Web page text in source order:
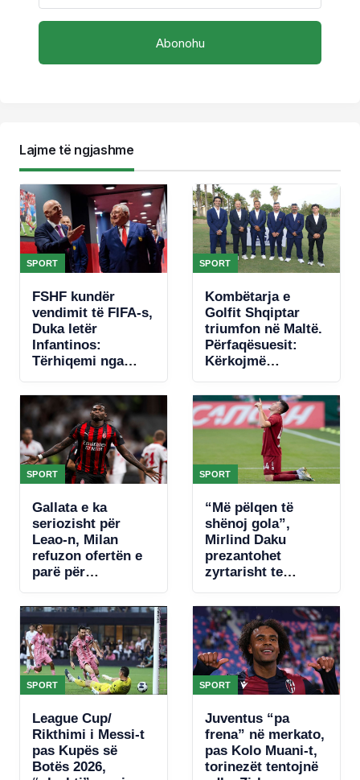
Lajme të ngjashme
SPORT
FSHF kundër
vendimit të FIFA-s,
Duka letër
Infantinos:
Tërhiqemi nga
SPORT
Kombëtarja e
Golfit Shqiptar
triumfon në Maltë.
Përfaqësuesit:
Kërkojmë
kemi fusha
SPORT
Gallata e ka
seriozisht për
Leao-n, Milan
refuzon ofertën e
parë për
SPORT
“Më pëlqen të
shënoj gola”,
Mirlind Daku
prezantohet
zyrtarisht te
SPORT
League Cup/
Rikthimi i Messi-t
pas Kupës së
Botës 2026,
SPORT
Juventus “pa
frena” në merkato,
pas Kolo Muani-t,
torinezët tentojnë